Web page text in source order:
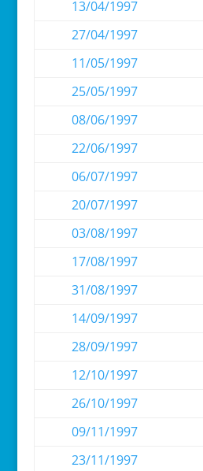
13/04/1997
27/04/1997
11/05/1997
25/05/1997
08/06/1997
22/06/1997
06/07/1997
20/07/1997
03/08/1997
17/08/1997
31/08/1997
14/09/1997
28/09/1997
12/10/1997
26/10/1997
09/11/1997
23/11/1997